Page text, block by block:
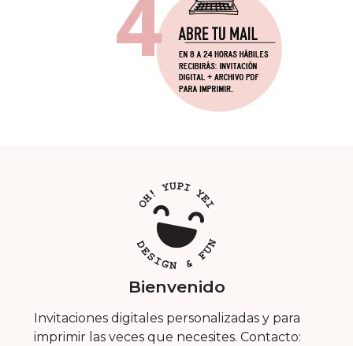
Bienvenido
Invitaciones digitales personalizadas y para
imprimir las veces que necesites. Contacto: